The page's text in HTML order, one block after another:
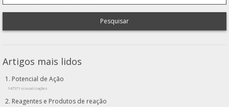
Pesquisar
Artigos mais lidos
Potencial de Ação
147571 visualizações
Reagentes e Produtos de reação